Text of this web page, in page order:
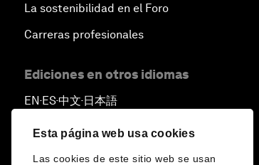
Esta página web usa cookies
Las cookies de este sitio web se usan
La sostenibilidad en el Foro
Carreras profesionales
Ediciones en otros idiomas
EN ▪ES▪中文▪ 日本語